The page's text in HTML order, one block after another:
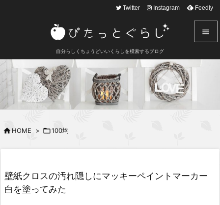
自分らしくちょうどいいくらしを模索するブログ


Twitter Instagram Feedly
 HOME > 100均
壁紙クロスの汚れ隠しにマッキーペイントマーカー
白を塗ってみた